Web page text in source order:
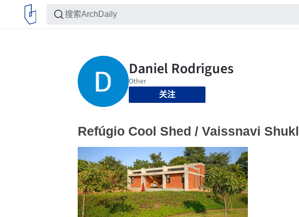
关注
Refúgio Cool Shed / Vaissnavi Shukl